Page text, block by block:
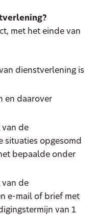
met het einde van
dienstverlening is
en daarover
van de
situaties opgesomd
bepaalde onder
van de
e-mail of brief met
van 1